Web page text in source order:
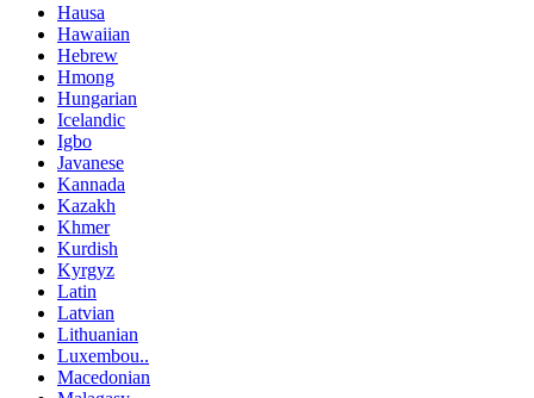
Hausa
Hawaiian
Hebrew
Hmong
Hungarian
Icelandic
Igbo
Javanese
Kannada
Kazakh
Khmer
Kurdish
Kyrgyz
Latin
Latvian
Lithuanian
Luxembou..
Macedonian